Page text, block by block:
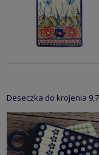
Deseczka do krojenia